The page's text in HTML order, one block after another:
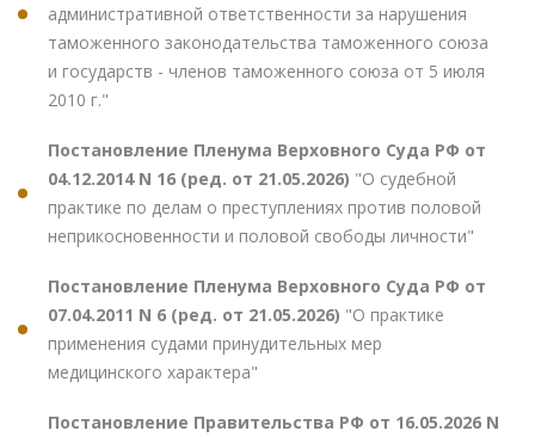
административной ответственности за нарушения
таможенного законодательства таможенного союза
и государств - членов таможенного союза от 5 июля
2010 г."
Постановление Пленума Верховного Суда РФ от
04.12.2014 N 16 (ред. от 21.05.2026) "О судебной
практике по делам о преступлениях против половой
неприкосновенности и половой свободы личности"
Постановление Пленума Верховного Суда РФ от
07.04.2011 N 6 (ред. от 21.05.2026) "О практике
применения судами принудительных мер
медицинского характера"
Постановление Правительства РФ от 16.05.2026 N